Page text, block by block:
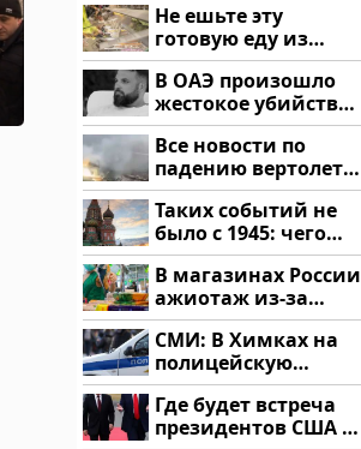
Не ешьте эту
готовую еду из
магазина: список
В ОАЭ произошло
жестокое убийство
криптомиллионера
Все новости по
падению вертолета
на Кавказе: читать
здесь
Таких событий не
было с 1945: чего
ждать всем нам?
В магазинах России
ажиотаж из-за
этого продукта: что
купить?
СМИ: В Химках на
полицейскую
машину напали и
подожгли.
Где будет встреча
президентов США и